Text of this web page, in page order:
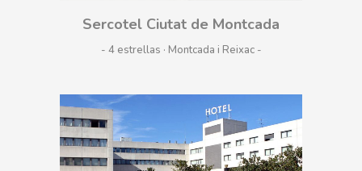
Sercotel Ciutat de Montcada
- 4 estrellas · Montcada i Reixac